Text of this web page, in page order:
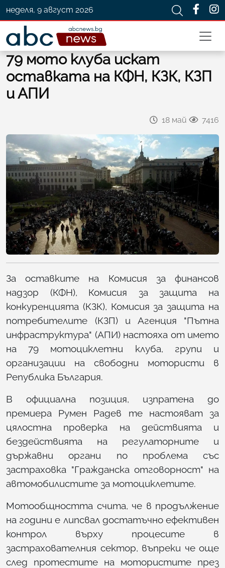
неделя, 9 август 2026
79 мото клуба искат
оставката на КФН, КЗК, КЗП
и АПИ
18 май 7416
За оставките на Комисия за финансов
надзор (КФН), Комисия за защита на
конкуренцията (КЗК), Комисия за защита на
потребителите (КЗП) и Агенция "Пътна
инфраструктура" (АПИ) настояха от името
на 79 мотоциклетни клуба, групи и
организации на свободни мотористи в
Република България.
В официална позиция, изпратена до
премиера Румен Радев те настояват за
цялостна проверка на действията и
бездействията на регулаторните и
държавни органи по проблема със
застраховка "Гражданска отговорност" на
автомобилистите за мотоциклетите.
Мотообщността счита, че в продължение
на години е липсвал достатъчно ефективен
контрол върху процесите в
застрахователния сектор, въпреки че още
след протестите на мотористите през